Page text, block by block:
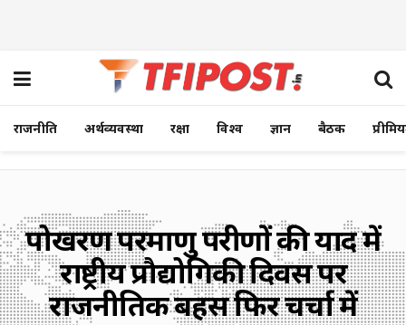
राजनीति अर्थव्यवस्था रक्षा विश्व ज्ञान बैठक
पोखरण परमाणु परीक्षणों की याद में
राष्ट्रीय प्रौद्योगिकी दिवस पर
राजनीतिक बहस फिर चर्चा में